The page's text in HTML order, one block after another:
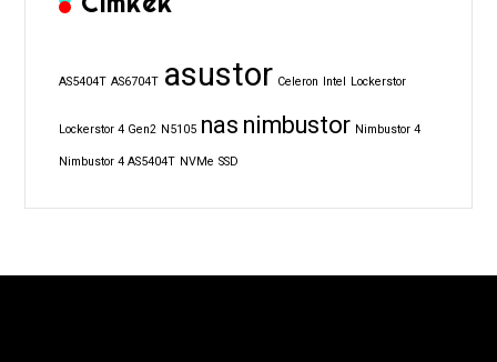
AS5404T AS6704T asustor Celeron Intel Lockerstor
Lockerstor 4 Gen2 N5105 nas nimbustor Nimbustor 4
Nimbustor 4 AS5404T NVMe SSD